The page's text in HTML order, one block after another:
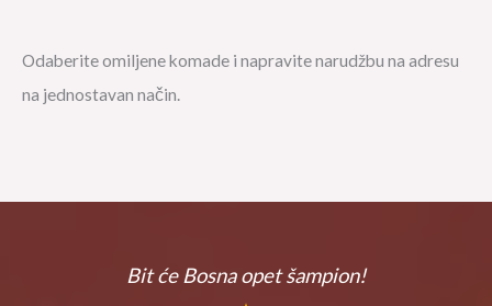
Odaberite omiljene komade i napravite narudžbu na adresu
na jednostavan način.
Bit će Bosnaopet šampion!